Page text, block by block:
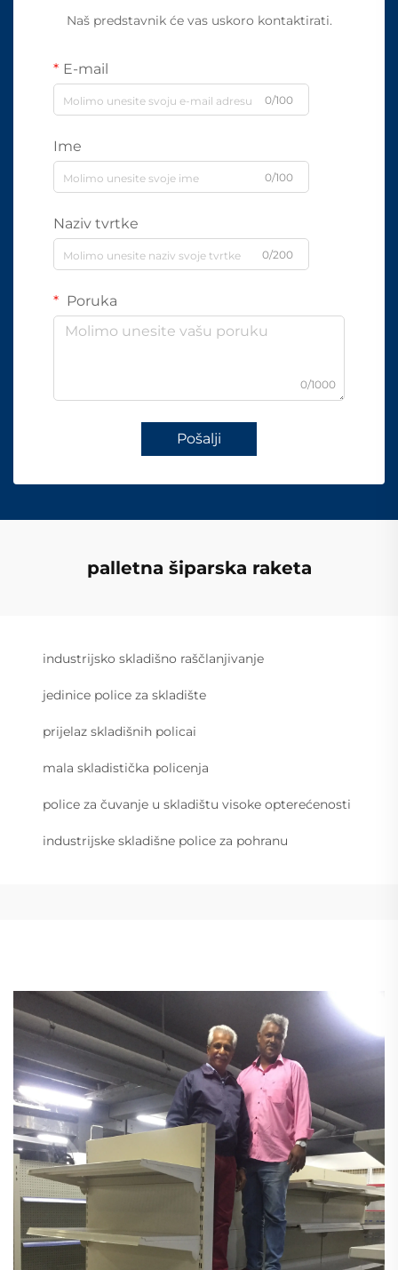
Naš predstavnik će vas uskoro kontaktirati.
E-mail
0/100
Ime
0/100
Naziv tvrtke
0/200
Poruka
0/1000
Pošalji
palletna šiparska raketa
industrijsko skladišno raščlanjivanje
jedinice police za skladište
prijelaz skladišnih policai
mala skladistička policenja
police za čuvanje u skladištu visoke opterećenosti
industrijske skladišne police za pohranu